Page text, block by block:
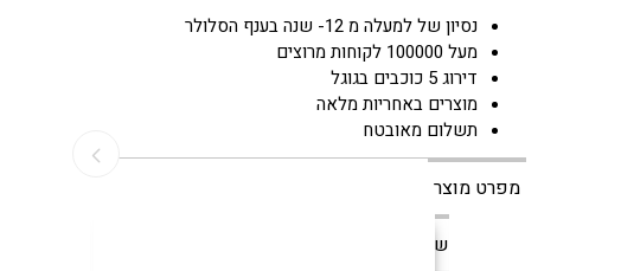
נסיון של למעלה מ 12- שנה בענף הסלולר
מעל 100000 לקוחות מרוצים
דירוג 5 כוכבים בגוגל
מוצרים באחריות מלאה
תשלום מאובטח
מפרט מוצר
צור קשר